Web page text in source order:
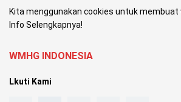
Kita menggunakan cookies untuk membuat
Info Selengkapnya!
WMHG INDONESIA
Lkuti Kami